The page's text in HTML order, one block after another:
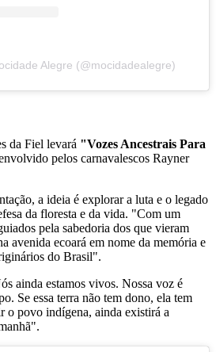
Alegre (@mocidadealegre)
da Fiel levará "Vozes Ancestrais Para
pelos carnavalescos Rayner
a ideia é explorar a luta e o legado
da floresta e da vida. "Com um
pela sabedoria dos que vieram
avenida ecoará em nome da memória e
do Brasil".
ainda estamos vivos. Nossa voz é
Se essa terra não tem dono, ela tem
o povo indígena, ainda existirá a